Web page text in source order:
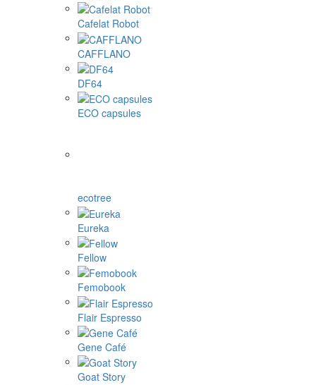
Cafelat Robot
CAFFLANO
DF64
ECO capsules
ecotree
Eureka
Fellow
Femobook
Flair Espresso
Gene Café
Goat Story